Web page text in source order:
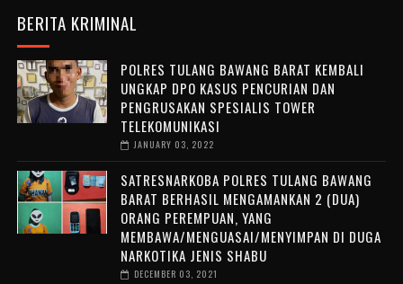
BERITA KRIMINAL
POLRES TULANG BAWANG BARAT KEMBALI
UNGKAP DPO KASUS PENCURIAN DAN
PENGRUSAKAN SPESIALIS TOWER
TELEKOMUNIKASI
JANUARY 03, 2022
SATRESNARKOBA POLRES TULANG BAWANG
BARAT BERHASIL MENGAMANKAN 2 (DUA)
ORANG PEREMPUAN, YANG
MEMBAWA/MENGUASAI/MENYIMPAN DI DUGA
NARKOTIKA JENIS SHABU
DECEMBER 03, 2021